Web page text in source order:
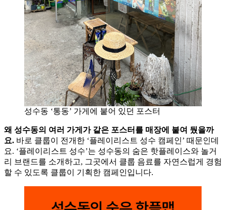
성수동 ‘통동’ 가게에 붙어 있던 포스터
왜 성수동의 여러 가게가 같은 포스터를 매장에 붙여 뒀을까
요. 바로 클룹이 전개한 ‘플레이리스트 성수 캠페인’ 때문인데
요. ‘플레이리스트 성수’는 성수동의 숨은 핫플레이스와 놀거
리 브랜드를 소개하고, 그곳에서 클룹 음료를 자연스럽게 경험
할 수 있도록 클룹이 기획한 캠페인입니다.